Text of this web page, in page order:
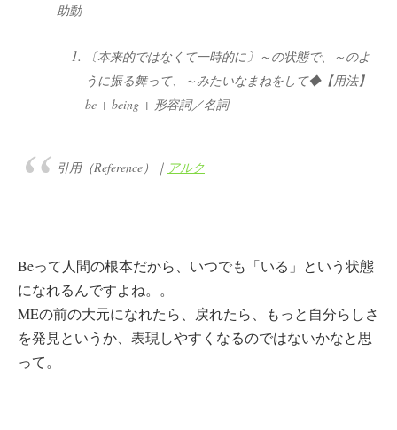
助動
〔本来的ではなくて一時的に〕～の状態で、～のよ
うに振る舞って、～みたいなまねをして◆【用法】
be + being + 形容詞／名詞
引用（Reference）｜ アルク
Beって人間の根本だから、いつでも「いる」という状態
になれるんですよね。。
MEの前の大元になれたら、戻れたら、もっと自分らしさ
を発見というか、表現しやすくなるのではないかなと思
って。